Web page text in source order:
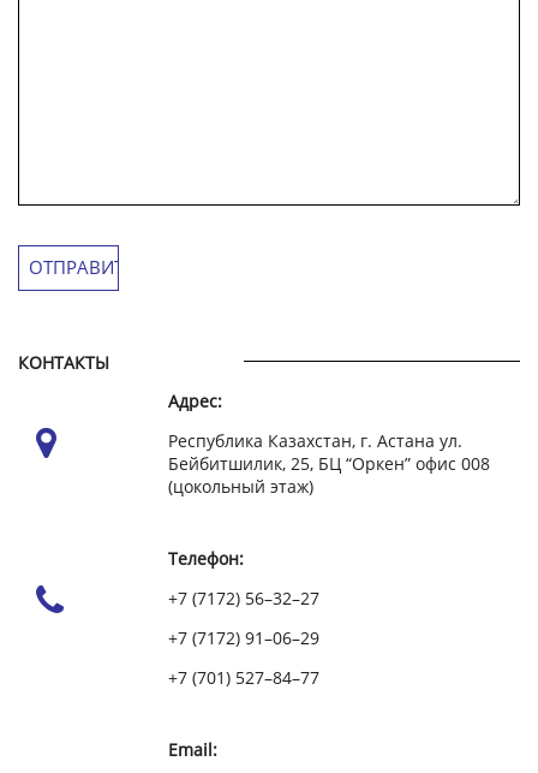
КОНТАКТЫ
Адрес:
Республика Казахстан, г. Астана ул.
Бейбитшилик, 25, БЦ “Оркен” офис 008
(цокольный этаж)
Телефон:
+7 (7172) 56–32–27
+7 (7172) 91–06–29
+7 (701) 527–84–77
Email: